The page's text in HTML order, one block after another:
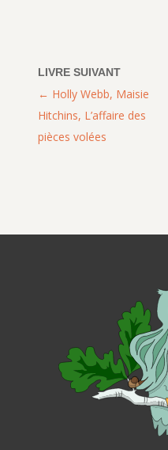
Holly Webb, Maisie
Hitchins, L’affaire des
pièces volées